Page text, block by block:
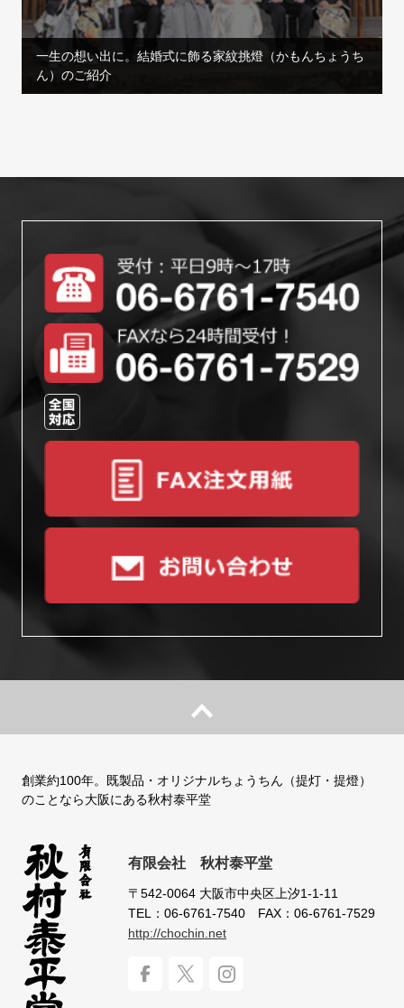
一生の想い出に。結婚式に飾る家紋挑燈（かもんちょうち
ん）のご紹介
創業約100年。既製品・オリジナルちょうちん（提灯・提燈）
のことなら大阪にある秋村泰平堂
有限会社 秋村泰平堂
〒542-0064 大阪市中央区上汐1-1-11
TEL：06-6761-7540 FAX：06-6761-7529
http://chochin.net